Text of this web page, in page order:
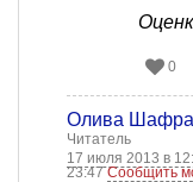
0
Олива
Читатель
17 июля 2013 в
23:47Сообщить